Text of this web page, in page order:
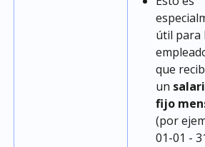
útil
que
un
fijo
(por
01-01 -